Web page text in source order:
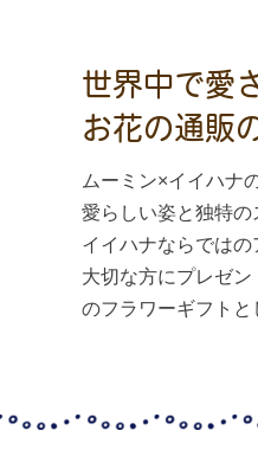
世界中で愛
お花の通販
ムーミン×イイハナ
愛らしい姿と独特
イイハナならではの
大切な方にプレゼン
のフラワーギフトと